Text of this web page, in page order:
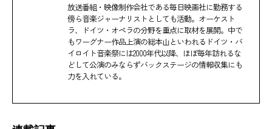
放送番組・映像制作会社である毎日映画社に勤務する
傍ら音楽ジャーナリストとしても活動。オーケスト
ラ、ドイツ・オペラの分野を重点に取材を展開。中で
もワーグナー作品上演の総本山といわれるドイツ・バ
イロイト音楽祭には2000年代以降、ほぼ毎年訪れるな
どして公演のみならずバックステージの情報収集にも
力を入れている。